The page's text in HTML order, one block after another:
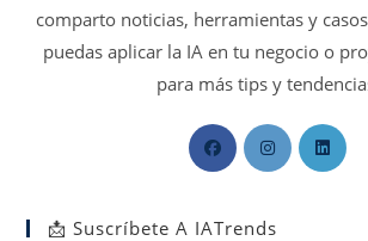
comparto noticias, herramientas y
puedas aplicar la IA en tu negocio o
para más tips y
Se
abre
una
Se
abre
Se
📩 Suscríbete A IATrends